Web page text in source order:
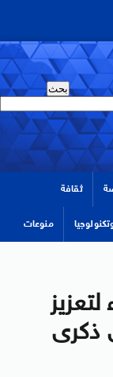
ثقافة
منوعات
لتعزيز
ذكرى